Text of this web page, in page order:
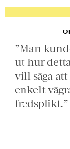
”Man
ut hur
vill säga
enkelt
fredsplikt.”